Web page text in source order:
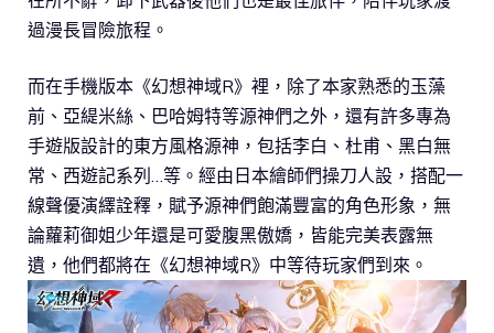
過漫長冒險旅程。
而在手機版本《幻想神域R》裡，除了本家熟悉的玉藻
前、亞緹米絲、巴哈姆特等源神們之外，還有許多專為
手遊版設計的東方風格源神，包括李白、杜甫、黑白無
常、西遊記系列…等。經由日本繪師們操刀人設，搭配一
線聲優演繹詮釋，賦予源神們飽滿豐富的角色形象，無
論蘿莉御姐少年還是可愛腹黑傲嬌，皆能完美表露無
遺，他們都將在《幻想神域R》中等待玩家們到來。